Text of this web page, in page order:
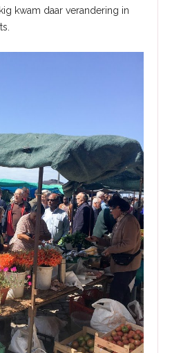
kwam daar verandering in